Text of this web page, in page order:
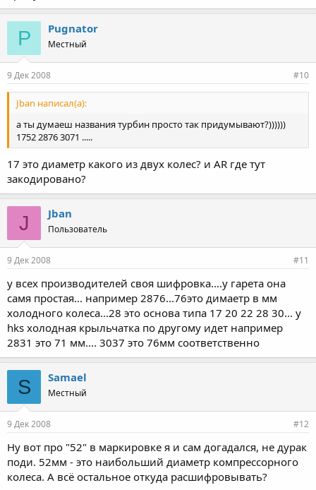
P Pugnator
Местный
9 Дек 2008 #10
Jban написал(а):
а ты думаеш названия турбин просто так придумывают?))))))
1752 2876 3071 .....
17 это диаметр какого из двух колес? и AR где тут
закодировано?
J Jban
Пользователь
9 Дек 2008 #11
у всех производителей своя шифровка....у гарета она
самя простая... например 2876...76это димаетр в мм
холодного колеса...28 это основа типа 17 20 22 28 30... у
hks холодная крыльчатка по другому идет например
2831 это 71 мм.... 3037 это 76мм соответственно
S Samael
Местный
9 Дек 2008 #12
Ну вот про "52" в маркировке я и сам догадался, не дурак
поди. 52мм - это наибольший диаметр компрессорного
колеса. А всё остальное откуда расшифровывать?